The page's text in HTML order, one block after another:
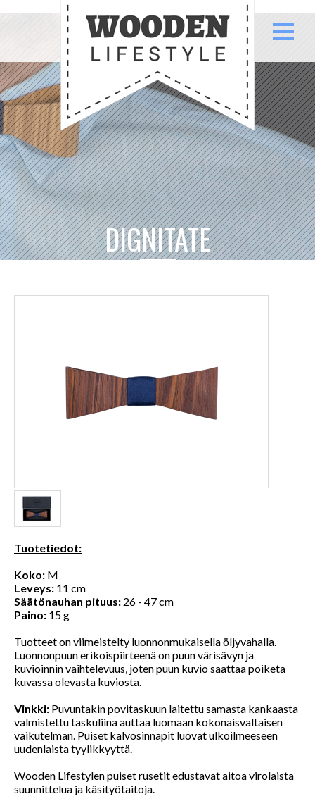
DIGNITATE
Tuotetiedot:
Koko: M
Leveys: 11 cm
Säätönauhan pituus: 26 - 47 cm
Paino: 15 g
Tuotteet on viimeistelty luonnonmukaisella öljyvahalla.
Luonnonpuun erikoispiirteenä on puun värisävyn ja
kuvioinnin vaihtelevuus, joten puun kuvio saattaa poiketa
kuvassa olevasta kuviosta.
Vinkki: Puvuntakin povitaskuun laitettu samasta kankaasta
valmistettu taskuliina auttaa luomaan kokonaisvaltaisen
vaikutelman. Puiset kalvosinnapit luovat ulkoilmeeseen
uudenlaista tyylikkyyttä.
Wooden Lifestylen puiset rusetit edustavat aitoa virolaista
suunnittelua ja käsityötaitoja.